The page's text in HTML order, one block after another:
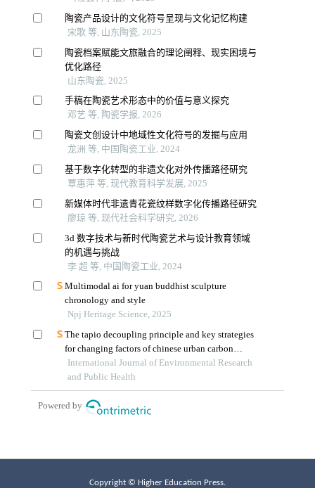
Copyright © Higher Education Press.